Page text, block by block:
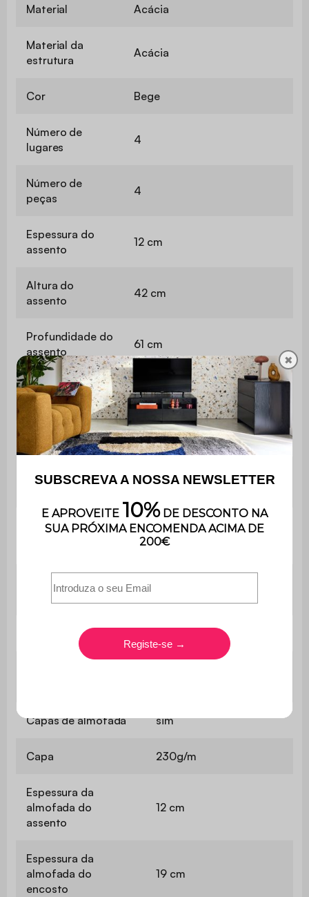
Material Acácia
Material da
estrutura
Acácia
Cor Bege
Número de
lugares
4
Número de
peças
4
Espessura do
assento
12 cm
Altura do
assento
42 cm
Profundidade do
assento
61 cm
Comprimento
da mesa
100 cm
Contém madeira Sim
Montagem
É muito fácil de montar e
Utilização Ao ar livre
Capas de almofada sim
Capa 230g/m
Espessura da
almofada do
assento
12 cm
Espessura da
almofada do
encosto
19 cm
✖